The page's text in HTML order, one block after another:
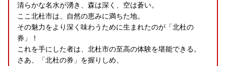
清らかな名水が湧き、森は深く、空は蒼い。
ここ北杜市は、自然の恵みに満ちた地。
その魅力をより深く味わうために生まれたのが「北杜の
券」！
これを手にした者は、北杜市の至高の体験を堪能できる。
さあ、「北杜の券」を握りしめ、